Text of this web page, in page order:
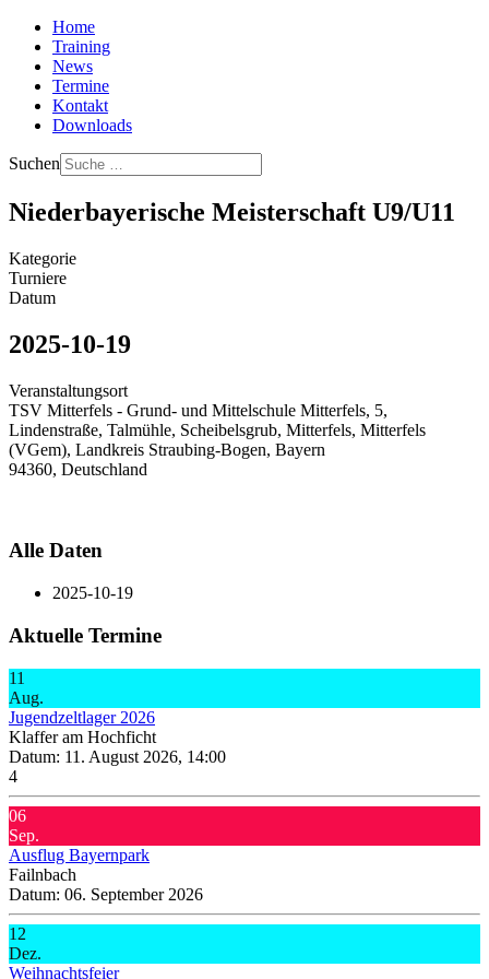
Home
Training
News
Termine
Kontakt
Downloads
Suchen
Niederbayerische Meisterschaft U9/U11
Kategorie
Turniere
Datum
2025-10-19
Veranstaltungsort
TSV Mitterfels - Grund- und Mittelschule Mitterfels, 5,
Lindenstraße, Talmühle, Scheibelsgrub, Mitterfels, Mitterfels
(VGem), Landkreis Straubing-Bogen, Bayern
94360, Deutschland
Alle Daten
2025-10-19
Aktuelle Termine
11
Aug.
Jugendzeltlager 2026
Klaffer am Hochficht
Datum: 11. August 2026, 14:00
4
06
Sep.
Ausflug Bayernpark
Failnbach
Datum: 06. September 2026
12
Dez.
Weihnachtsfeier